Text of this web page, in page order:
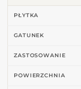
PŁYTKA
GATUNEK
ZASTOSOWANIE
POWIERZCHNIA